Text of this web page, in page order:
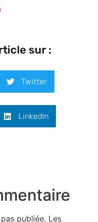
sur :
Twitter
LinkedIn
publiée. Les